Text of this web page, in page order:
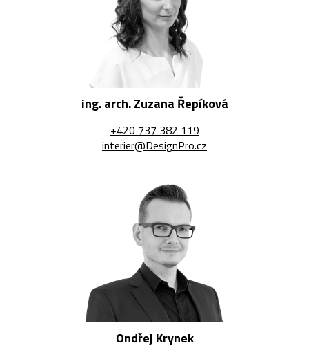
ing. arch. Zuzana Řepíková
+420 737 382 119
interier@DesignPro.cz
Ondřej Krynek